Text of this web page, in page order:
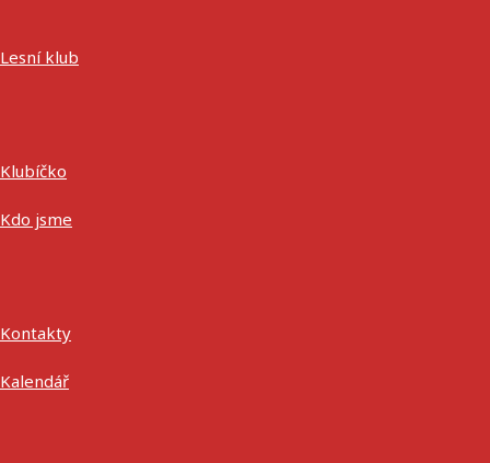
Lesní klub
Klubíčko
Kdo jsme
Kontakty
Kalendář